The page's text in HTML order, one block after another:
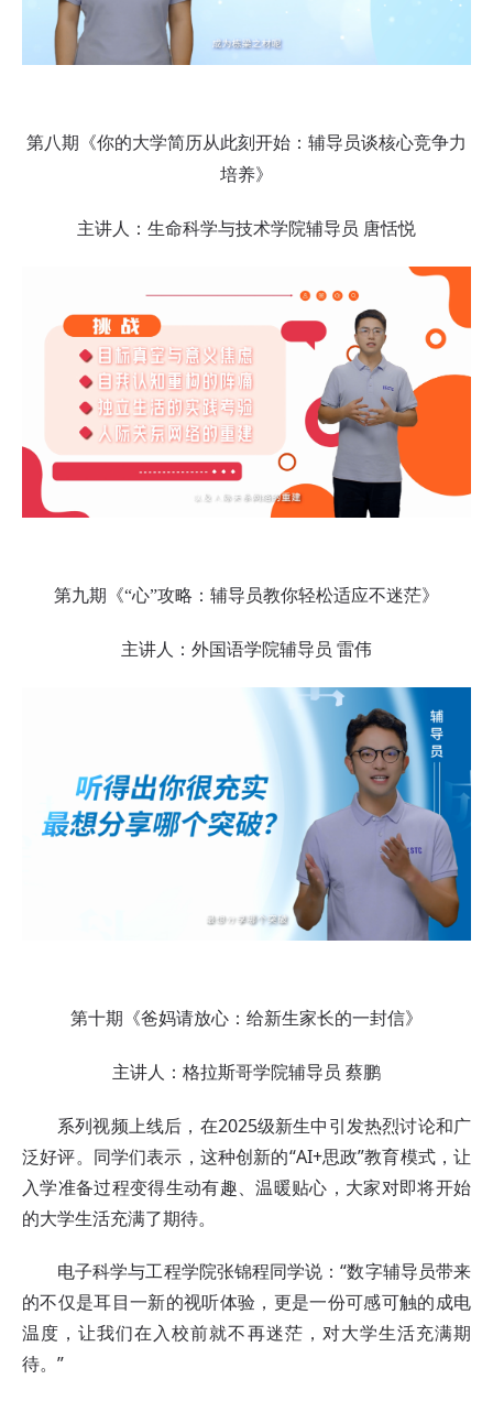
第八期《你的大学简历从此刻开始：辅导员谈核心竞争力
培养》
主讲人：生命科学与技术学院辅导员 唐恬悦
第九期《“心”攻略：辅导员教你轻松适应不迷茫》
主讲人：外国语学院辅导员 雷伟
第十期《爸妈请放心：给新生家长的一封信》
主讲人：格拉斯哥学院辅导员 蔡鹏
系列视频上线后，在2025级新生中引发热烈讨论和广
泛好评。同学们表示，这种创新的“AI+思政”教育模式，让
入学准备过程变得生动有趣、温暖贴心，大家对即将开始
的大学生活充满了期待。
电子科学与工程学院张锦程同学说：“数字辅导员带来
的不仅是耳目一新的视听体验，更是一份可感可触的成电
温度，让我们在入校前就不再迷茫，对大学生活充满期
待。”